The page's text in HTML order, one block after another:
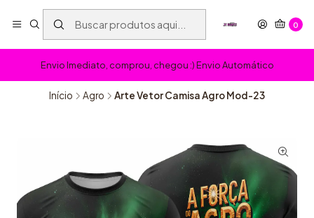
0
Envio Imediato, comprou, chegou :) Envio Automático
Início Agro Arte Vetor Camisa Agro Mod-23